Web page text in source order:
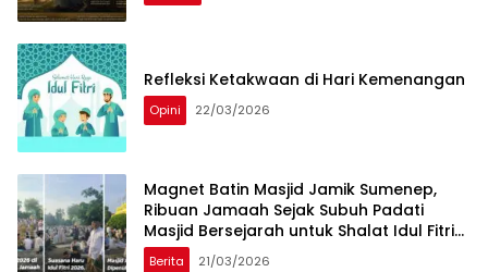
Refleksi Ketakwaan di Hari Kemenangan
Opini 22/03/2026
Magnet Batin Masjid Jamik Sumenep,
Ribuan Jamaah Sejak Subuh Padati
Masjid Bersejarah untuk Shalat Idul Fitri
2026
Berita 21/03/2026